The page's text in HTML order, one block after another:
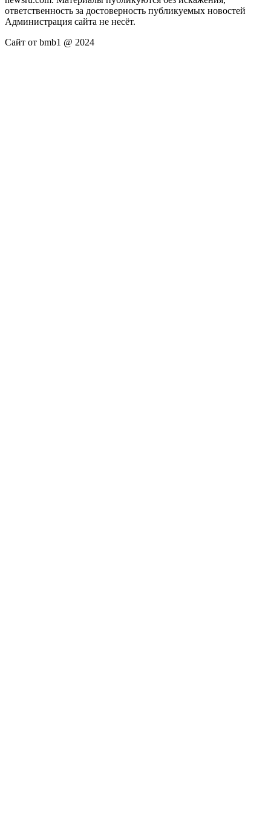
ответственность за достоверность публикуемых новостей
Администрация сайта не несёт.
Сайт от bmb1 @ 2024